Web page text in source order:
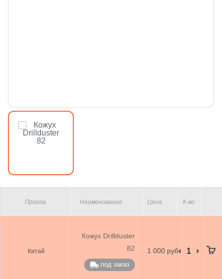
Произв. Наименование Цена К-во
Китай
Кожух Drillduster
82
под заказ
1 000 руб.